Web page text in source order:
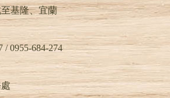
裝潢材質, 姬薪蟲具趨光性，生
菌的環境,往往身上會夾帶菌孢
至潮濕處, 也常出沒在食糧倉和
，受潮食品也常可見蟲體大量出
生, 所以他們能在建物內任何潮
易發霉的地方生長繁殖,譬如內
櫃、地板或天花板)尤以木製地
基隆、宜蘭
/ 0955-684-274